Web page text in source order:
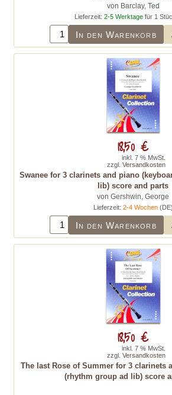
von Barclay, Ted
Lieferzeit: 2-5 Werktage für 1
In den Warenkorb
Swanee for 3 clarinets and piano
lib) score and parts
von Gershwin, George
Lieferzeit: 2-4 Wochen(DE)
In den Warenkorb
18,50 €
inkl. 7 % MwSt.
zzgl. Versandkosten
The last Rose of Summer for 3 clarinets
(rhythm group ad lib) score
18,50 €
inkl. 7 % MwSt.
zzgl. Versandkosten